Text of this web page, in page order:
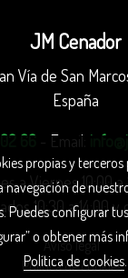
JM Cenador
Vía de San
España
66 - Email:
a Viernes 10:00 a
10:30 a 14:00 y
Aviso legal
Política de cookies
propias y
navegación de
Puedes configurar
o obtener más
Política de cookies.